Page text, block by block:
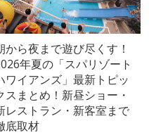
から夜まで遊び尽くす！
年夏の「スパリゾート
ワイアンズ」最新トピッ
スまとめ！新昼ショー・
レストラン・新客室まで
底取材